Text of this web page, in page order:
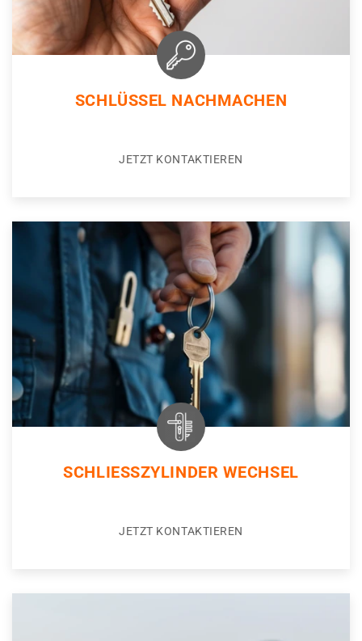
SCHLÜSSEL NACHMACHEN
JETZT KONTAKTIEREN
SCHLIESSZYLINDER WECHSEL
JETZT KONTAKTIEREN